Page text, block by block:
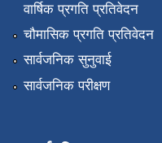
वार्षिक प्रगति प्रतिवेदन
चौमासिक प्रगति प्रतिवेदन
सार्वजनिक सुनुवाई
सार्वजनिक परीक्षण